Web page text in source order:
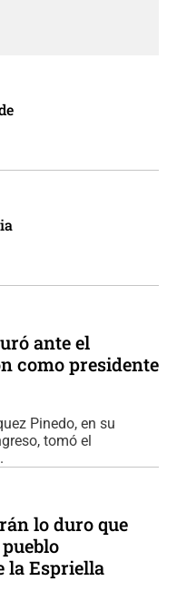
ante el
como presidente
Pinedo, en su
tomó el
lo duro que
la Espriella